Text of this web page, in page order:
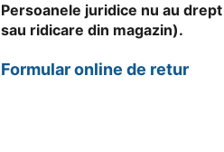
Persoanele juridice nu au
sau ridicare din magazin).
Formular online de retur